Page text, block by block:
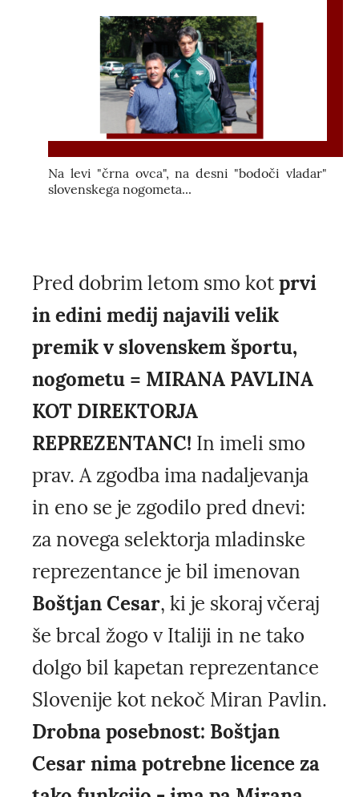
Na levi "črna ovca", na desni "bodoči vladar"
slovenskega nogometa...
Pred dobrim letom smo kotprvi
in edini medij najavili velik
premik v slovenskem športu,
nogometu = MIRANA PAVLINA
KOT DIREKTORJA
REPREZENTANC! In imeli smo
prav. A zgodba ima nadaljevanja
in eno se je zgodilo pred dnevi:
za novega selektorja mladinske
reprezentance je bil imenovan
Boštjan Cesar, ki je skoraj včeraj
še brcal žogo v Italiji in ne tako
dolgo bil kapetan reprezentance
Slovenije kot nekoč Miran Pavlin.
Drobna posebnost: Boštjan
Cesar nima potrebne licence za